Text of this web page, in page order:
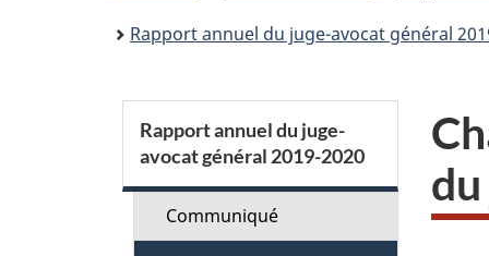
Rapport annuel du juge-avocat général
e
Rapport annuel du juge-
avocat général 2019-2020
Communiqué